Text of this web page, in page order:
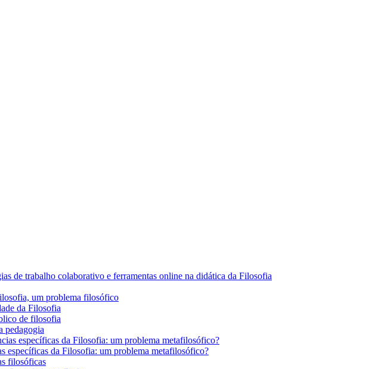
de trabalho colaborativo e ferramentas online na didática da Filosofia
um problema filosófico
da Filosofia
de filosofia
pedagogia
específicas da Filosofia: um problema metafilosófico?
específicas da Filosofia: um problema metafilosófico?
filosóficas